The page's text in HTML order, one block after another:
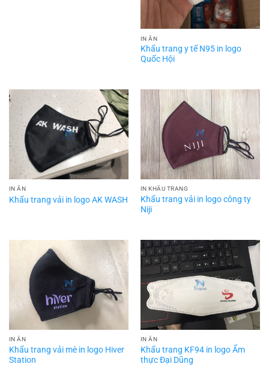
IN ẤN
Khẩu trang y tế N95 in logo
Quốc Hội
IN ẤN
Khẩu trang vải in logo AK WASH
IN KHẨU TRANG
Khẩu trang vải in logo công ty
Niji
IN ẤN
Khẩu trang vải mè in logo Hiver
Station
IN ẤN
Khẩu trang KF94 in logo Ẩm
thực Đại Dũng